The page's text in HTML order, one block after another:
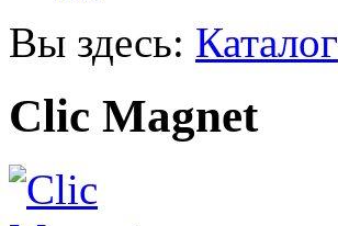
Вы здесь: Каталог
Clic Magnet